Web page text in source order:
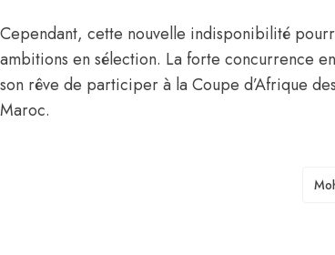
Cependant, cette nouvelle indisponibilité
ambitions en sélection. La forte concurrence
son rêve de participer à la Coupe d’Afrique
Maroc.
TAGS